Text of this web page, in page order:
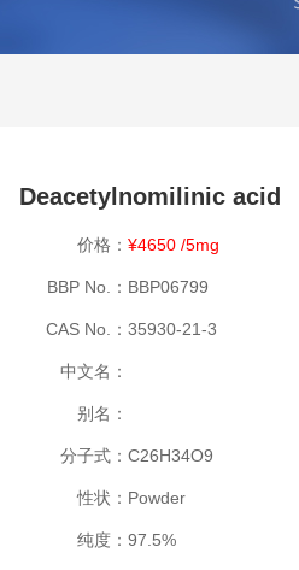
Deacetylnomilinic acid
价格： ¥4650 /5mg
BBP No.： BBP06799
CAS No.： 35930-21-3
中文名：
别名：
分子式： C26H34O9
性状： Powder
纯度： 97.5%